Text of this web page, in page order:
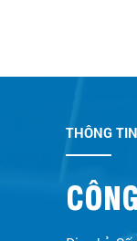
THÔNG